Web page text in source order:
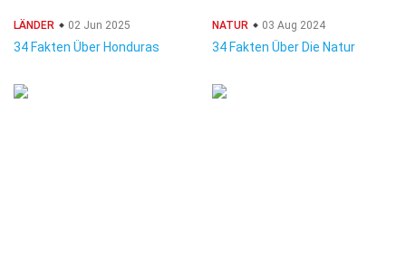
LÄNDER 02 Jun 2025
34 Fakten Über Honduras
NATUR 03 Aug 2024
34 Fakten Über Die Natur